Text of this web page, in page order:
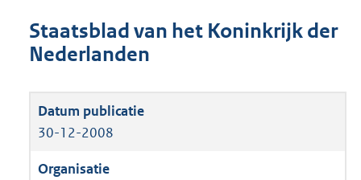
Staatsblad van het Koninkrijk der
Nederlanden
30-12-2008